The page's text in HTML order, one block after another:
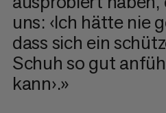
uns: ‹Ich hätte nie
dass sich ein
Schuh so gut
kann›.»